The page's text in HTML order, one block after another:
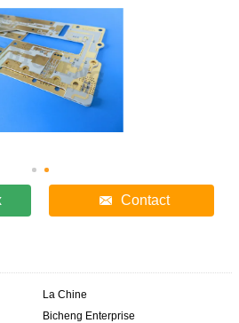
Contact
La Chine
Bicheng Enterprise